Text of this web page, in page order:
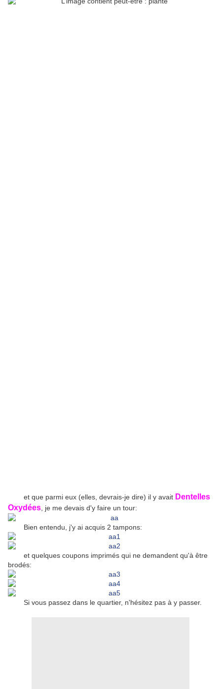
et que parmi eux (elles, devrais-je dire) il y avait Dentelles
Oxydées , je me devais d'y faire un tour:
Bien entendu, j'y ai acquis 2 tampons:
et quelques coupons imprimés qui ne demandent qu'à être
brodés:
Si vous passez dans le quartier, n'hésitez pas à y passer.